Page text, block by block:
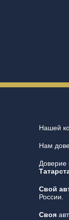
Нашей
Нам
Доверие
Свой
России.
Своя